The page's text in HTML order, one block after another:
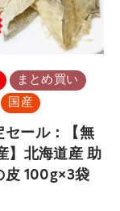
まとめ買い
国産
セール：【無
】北海道産 助
皮 100g×3袋